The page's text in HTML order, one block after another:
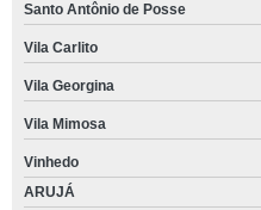
Santo Antônio de Posse
Vila Carlito
Vila Georgina
Vila Mimosa
Vinhedo
ARUJÁ